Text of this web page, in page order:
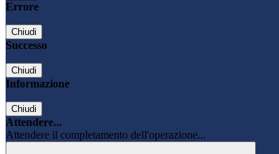
Errore
Chiudi
Successo
Chiudi
Informazione
Chiudi
Attendere...
Attendere il completamento dell'operazione...